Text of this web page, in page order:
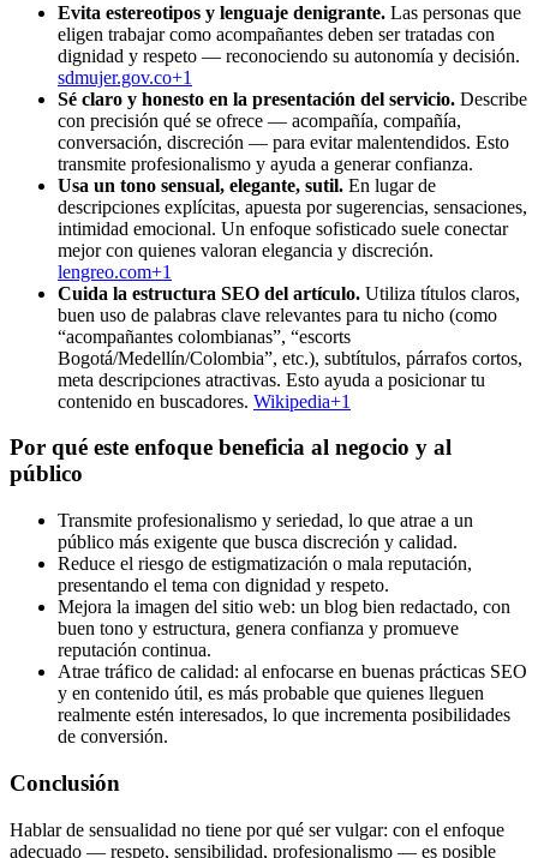
Evita estereotipos y lenguaje denigrante. Las personas que
eligen trabajar como acompañantes deben ser tratadas con
dignidad y respeto — reconociendo su autonomía y decisión.
sdmujer.gov.co+1
Sé claro y honesto en la presentación del servicio. Describe
con precisión qué se ofrece — acompañía, compañía,
conversación, discreción — para evitar malentendidos. Esto
transmite profesionalismo y ayuda a generar confianza.
Usa un tono sensual, elegante, sutil. En lugar de
descripciones explícitas, apuesta por sugerencias, sensaciones,
intimidad emocional. Un enfoque sofisticado suele conectar
mejor con quienes valoran elegancia y discreción.
lengreo.com+1
Cuida la estructura SEO del artículo. Utiliza títulos claros,
buen uso de palabras clave relevantes para tu nicho (como
“acompañantes colombianas”, “escorts
Bogotá/Medellín/Colombia”, etc.), subtítulos, párrafos cortos,
meta descripciones atractivas. Esto ayuda a posicionar tu
contenido en buscadores. Wikipedia+1
Por qué este enfoque beneficia al negocio y al
público
Transmite profesionalismo y seriedad, lo que atrae a un
público más exigente que busca discreción y calidad.
Reduce el riesgo de estigmatización o mala reputación,
presentando el tema con dignidad y respeto.
Mejora la imagen del sitio web: un blog bien redactado, con
buen tono y estructura, genera confianza y promueve
reputación continua.
Atrae tráfico de calidad: al enfocarse en buenas prácticas SEO
y en contenido útil, es más probable que quienes lleguen
realmente estén interesados, lo que incrementa posibilidades
de conversión.
Conclusión
Hablar de sensualidad no tiene por qué ser vulgar: con el enfoque
adecuado — respeto, sensibilidad, profesionalismo — es posible